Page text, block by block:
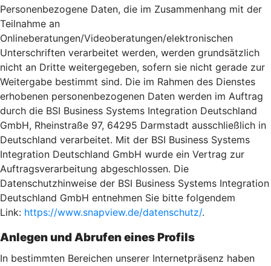
Personenbezogene Daten, die im Zusammenhang mit der
Teilnahme an
Onlineberatungen/Videoberatungen/elektronischen
Unterschriften verarbeitet werden, werden grundsätzlich
nicht an Dritte weitergegeben, sofern sie nicht gerade zur
Weitergabe bestimmt sind. Die im Rahmen des Dienstes
erhobenen personenbezogenen Daten werden im Auftrag
durch die BSI Business Systems Integration Deutschland
GmbH, Rheinstraße 97, 64295 Darmstadt ausschließlich in
Deutschland verarbeitet. Mit der BSI Business Systems
Integration Deutschland GmbH wurde ein Vertrag zur
Auftragsverarbeitung abgeschlossen. Die
Datenschutzhinweise der BSI Business Systems Integration
Deutschland GmbH entnehmen Sie bitte folgendem
Link: https://www.snapview.de/datenschutz/.
Anlegen und Abrufen eines Profils
In bestimmten Bereichen unserer Internetpräsenz haben